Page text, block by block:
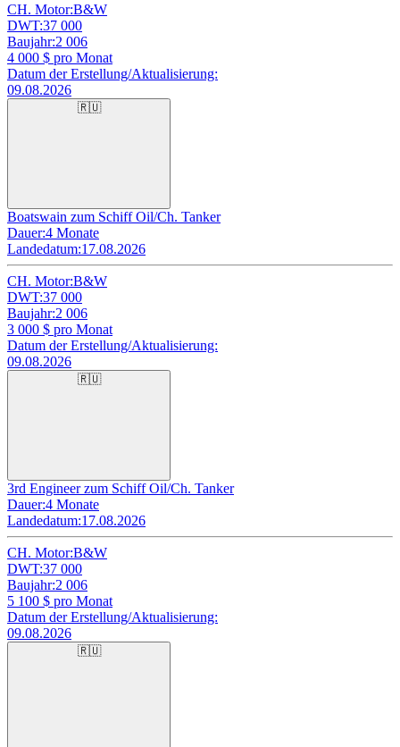
CH. Motor:B&W
DWT:37 000
Baujahr:2 006
4 000 $ pro Monat
Datum der Erstellung/Aktualisierung:
09.08.2026
🇷🇺
Boatswain zum Schiff Oil/Ch. Tanker
Dauer:4 Monate
Landedatum:17.08.2026
CH. Motor:B&W
DWT:37 000
Baujahr:2 006
3 000 $ pro Monat
Datum der Erstellung/Aktualisierung:
09.08.2026
🇷🇺
3rd Engineer zum Schiff Oil/Ch. Tanker
Dauer:4 Monate
Landedatum:17.08.2026
CH. Motor:B&W
DWT:37 000
Baujahr:2 006
5 100 $ pro Monat
Datum der Erstellung/Aktualisierung:
09.08.2026
🇷🇺